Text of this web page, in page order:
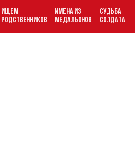
ИЩЕМ
РОДСТВЕННИКОВ
ИМЕНА ИЗ
МЕДАЛЬОНОВ
СУДЬБА
СОЛДАТА